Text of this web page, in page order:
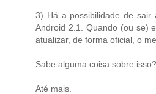
3) Há a possibilidade de sair
Android 2.1. Quando (ou se)
atualizar, de forma oficial, o
Sabe alguma coisa sobre isso?
Até mais.